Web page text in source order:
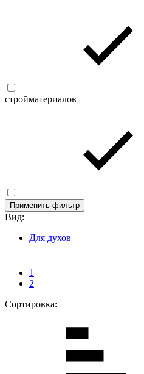
стройматериалов
Применить фильтр
Вид:
Для духов
1
2
Сортировка: